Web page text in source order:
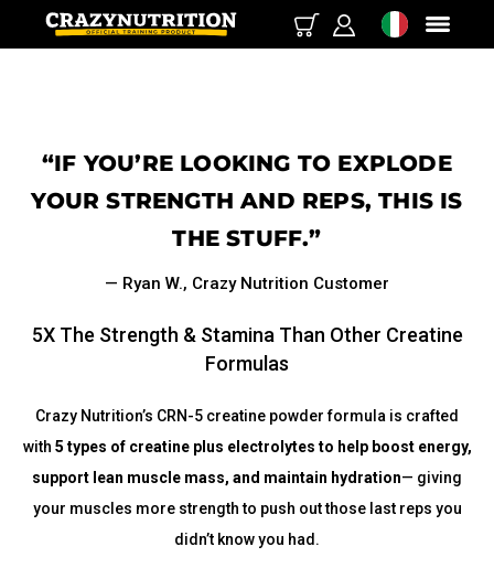
“IF YOU’RE LOOKING TO EXPLODE
YOUR STRENGTH AND REPS, THIS IS
THE STUFF.”
— Ryan W., Crazy Nutrition Customer
5X The Strength & Stamina Than Other Creatine
Formulas
Crazy Nutrition’s CRN-5 creatine powder formula is crafted
with 5 types of creatine plus electrolytes to help boost energy,
support lean muscle mass, and maintain hydration— giving
your muscles more strength to push out those last reps you
didn’t know you had.